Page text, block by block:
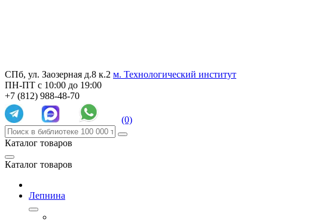
СПб, ул. Заозерная д.8 к.2 м. Технологический институт
ПН-ПТ с 10:00 до 19:00
+7 (812) 988-48-70
(0)
Каталог товаров
Каталог товаров
Лепнина